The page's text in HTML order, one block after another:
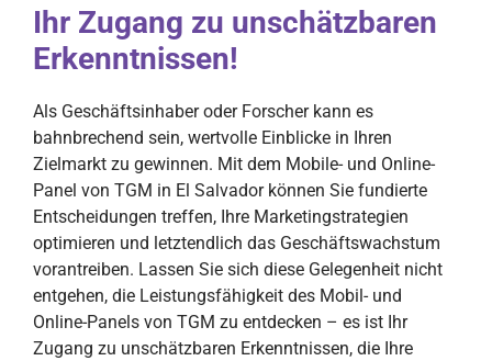
Ihr Zugang zu unschätzbaren
Erkenntnissen!
Als Geschäftsinhaber oder Forscher kann es
bahnbrechend sein, wertvolle Einblicke in Ihren
Zielmarkt zu gewinnen. Mit dem Mobile- und Online-
Panel von TGM in El Salvador können Sie fundierte
Entscheidungen treffen, Ihre Marketingstrategien
optimieren und letztendlich das Geschäftswachstum
vorantreiben. Lassen Sie sich diese Gelegenheit nicht
entgehen, die Leistungsfähigkeit des Mobil- und
Online-Panels von TGM zu entdecken – es ist Ihr
Zugang zu unschätzbaren Erkenntnissen, die Ihre